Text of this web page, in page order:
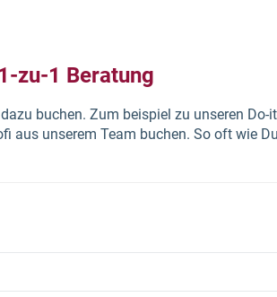
zu-1 Beratung
buchen. Zum beispiel zu unseren
aus unserem Team buchen. So oft wie